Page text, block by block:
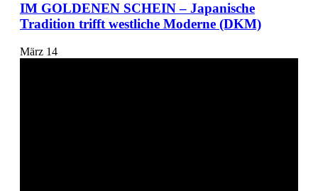
IM GOLDENEN SCHEIN – Japanische
Tradition trifft westliche Moderne (DKM)
März 14